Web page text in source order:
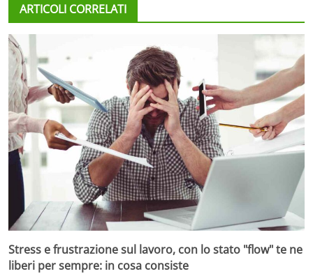
ARTICOLI CORRELATI
Stress e frustrazione sul lavoro, con lo stato "flow" te ne
liberi per sempre: in cosa consiste